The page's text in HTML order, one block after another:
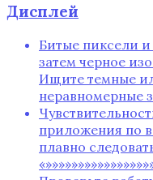
Дисплей
Битые пиксели и
затем черное
Ищите темные
неравномерные
приложения по
плавно